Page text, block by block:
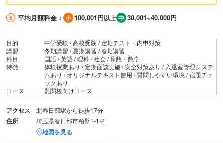
平均月額料金： 100,001円以上 30,001~40,000円
目的
中学受験 / 高校受験 / 定期テスト・内申対策
講習
冬期講習 / 夏期講習 / 春期講習
科目
国語 / 英語 / 理科 / 社会 / 算数・数学
特徴
体験授業あり / 定期面談実施 / 安全対策あり / 入退室管理システ
ムあり / オリジナルテキスト使用 / 質問しやすい環境 / 宿題チェ
ックあり
コース
難関校向けコース
アクセス 北春日部駅から徒歩17分
住所 埼玉県春日部市粕壁1-1-2
地図を見る